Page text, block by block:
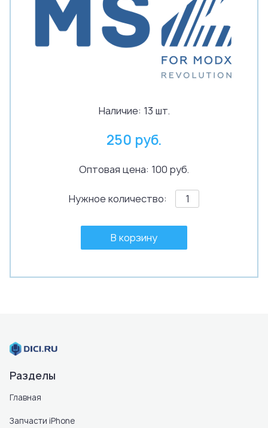
Наличие: 13 шт.
250 руб.
Оптовая цена: 100 руб.
Нужное количество:
В корзину
Разделы
Главная
Запчасти iPhone